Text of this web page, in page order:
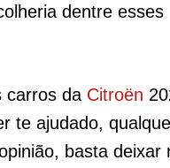
dentre esses
carros da Citroën
te ajudado,
basta deixar